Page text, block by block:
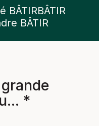
BÂTIRBÂTIR
BÂTIR
*